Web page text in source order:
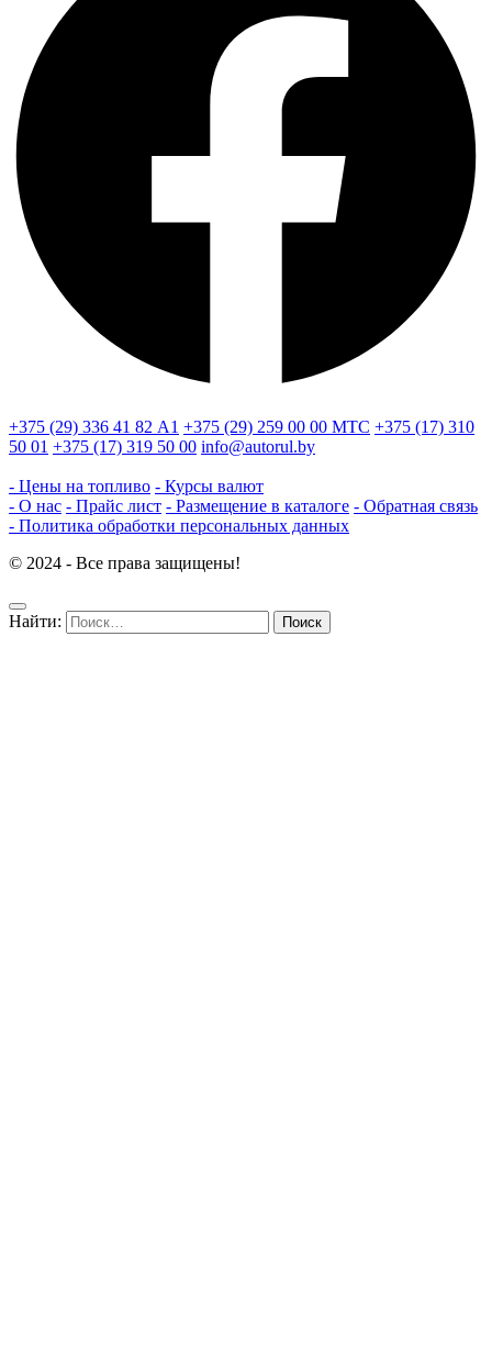
+375 (29) 336 41 82 А1 +375 (29) 259 00 00 МТС +375 (17) 310
50 01 +375 (17) 319 50 00 info@autorul.by
- Цены на топливо - Курсы валют
- О нас - Прайс лист - Размещение в каталоге - Обратная связь
- Политика обработки персональных данных
© 2024 - Все права защищены!
Найти: